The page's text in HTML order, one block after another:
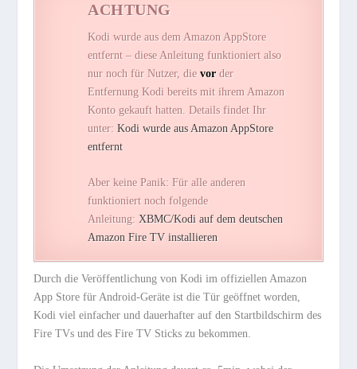
ACHTUNG
Kodi wurde aus dem Amazon AppStore
entfernt – diese Anleitung funktioniert also
nur noch für Nutzer, dievorder
Entfernung Kodi bereits mit ihrem Amazon
Konto gekauft hatten. Details findet Ihr
unter:Kodi wurde aus Amazon AppStore
entfernt
Aber keine Panik: Für alle anderen
funktioniert noch folgende
Anleitung:XBMC/Kodi auf dem deutschen
Amazon Fire TV installieren
Durch die Veröffentlichung von Kodi im offiziellen Amazon
App Store für Android-Geräte ist die Tür geöffnet worden,
Kodi viel einfacher und dauerhafter auf den Startbildschirm des
Fire TVs und des Fire TV Sticks zu bekommen.